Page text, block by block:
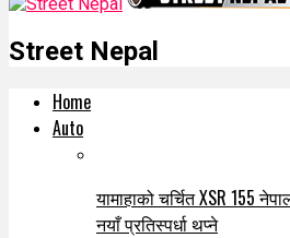
Street Nepal
Home
Auto
यामाहाको चर्चित XSR 155
नयाँ प्रतिस्पर्धा थप्ने